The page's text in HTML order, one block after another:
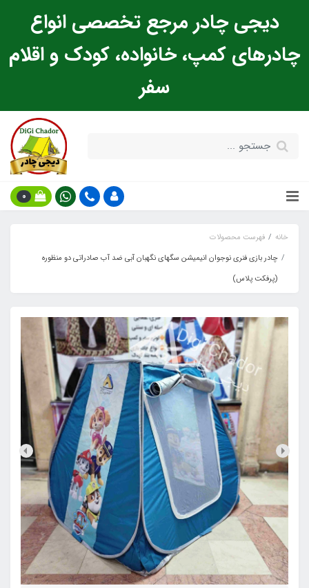
دیجی چادر مرجع تخصصی انواع
چادرهای کمپ، خانواده، کودک و اقلام
سفر
0
خانه
فهرست محصولات
چادر بازی فنری نوجوان انیمیشن سگهای نگهبان آبی ضد آب صادراتی دو منظوره
(پرفکت پلاس)